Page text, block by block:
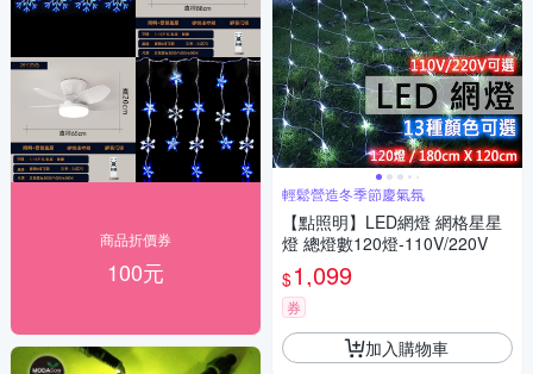
商品折價券
100元
輕鬆營造冬季節慶氣氛
【點照明】LED網燈 網格星星
燈 總燈數120燈-110V/220V
$1,099
券
加入購物車